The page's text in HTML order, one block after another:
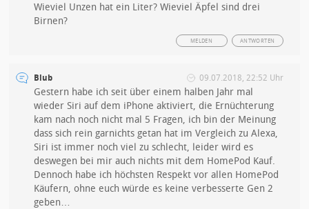
Wieviel Unzen hat ein Liter? Wieviel Äpfel sind drei
Birnen?
ANTWORTEN
MELDEN
Blub 09.07.2018, 22:52 Uhr
Gestern habe ich seit über einem halben Jahr mal
wieder Siri auf dem iPhone aktiviert, die Ernüchterung
kam nach noch nicht mal 5 Fragen, ich bin der Meinung
dass sich rein garnichts getan hat im Vergleich zu Alexa,
Siri ist immer noch viel zu schlecht, leider wird es
deswegen bei mir auch nichts mit dem HomePod Kauf.
Dennoch habe ich höchsten Respekt vor allen HomePod
Käufern, ohne euch würde es keine verbesserte Gen 2
geben…